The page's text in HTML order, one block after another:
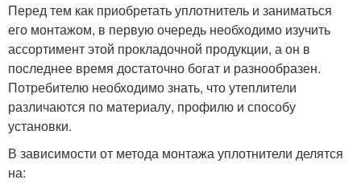
Перед тем как приобретать уплотнитель и заниматься
его монтажом, в первую очередь необходимо изучить
ассортимент этой прокладочной продукции, а он в
последнее время достаточно богат и разнообразен.
Потребителю необходимо знать, что утеплители
различаются по материалу, профилю и способу
установки.
В зависимости от метода монтажа уплотнители делятся
на: